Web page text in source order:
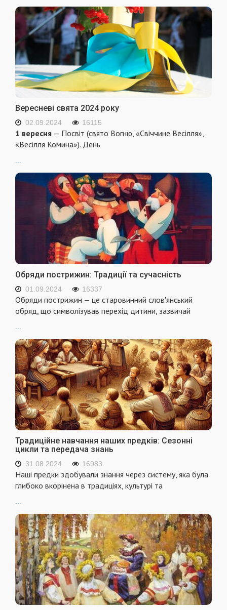
Вересневі свята 2024 року
02.09.2024 16115
1 вересня — Посвіт (свято Вогню, «Свіччине Весілля»,
«Весілля Комина»). День
...
Обряди пострижин: Традиції та сучасність
01.09.2024 16337
Обряди пострижин — це старовинний слов'янський
обряд, що символізував перехід дитини, зазвичай
Традиційне навчання наших предків: Сезонні
цикли та передача знань
31.08.2024 16983
Наші предки здобували знання через систему, яка була
глибоко вкорінена в традиціях, культурі та